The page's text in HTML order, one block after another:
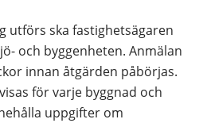
utförs ska fastighetsägaren
och byggenheten. Anmälan
innan åtgärden påbörjas.
för varje byggnad och
uppgifter om